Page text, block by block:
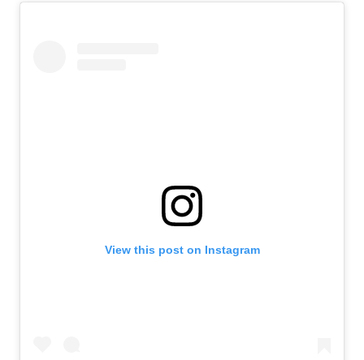
View this post on Instagram